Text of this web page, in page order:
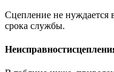
Сцепление не нуждается
срока службы.